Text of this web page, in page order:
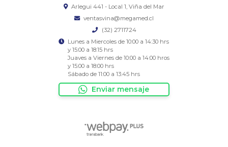
Arlegui 441 - Local 1, Viña del Mar
ventasvina@megamed.cl
(32) 2711724
Lunes a Miercoles de 10:00 a 14:30 hrs
y 15:00 a 18:15 hrs
Juaves a Viernes de 10:00 a 14:00 hros
y 15:00 a 18:00 hrs
Sábado de 11:00 a 13:45 hrs
Enviar mensaje